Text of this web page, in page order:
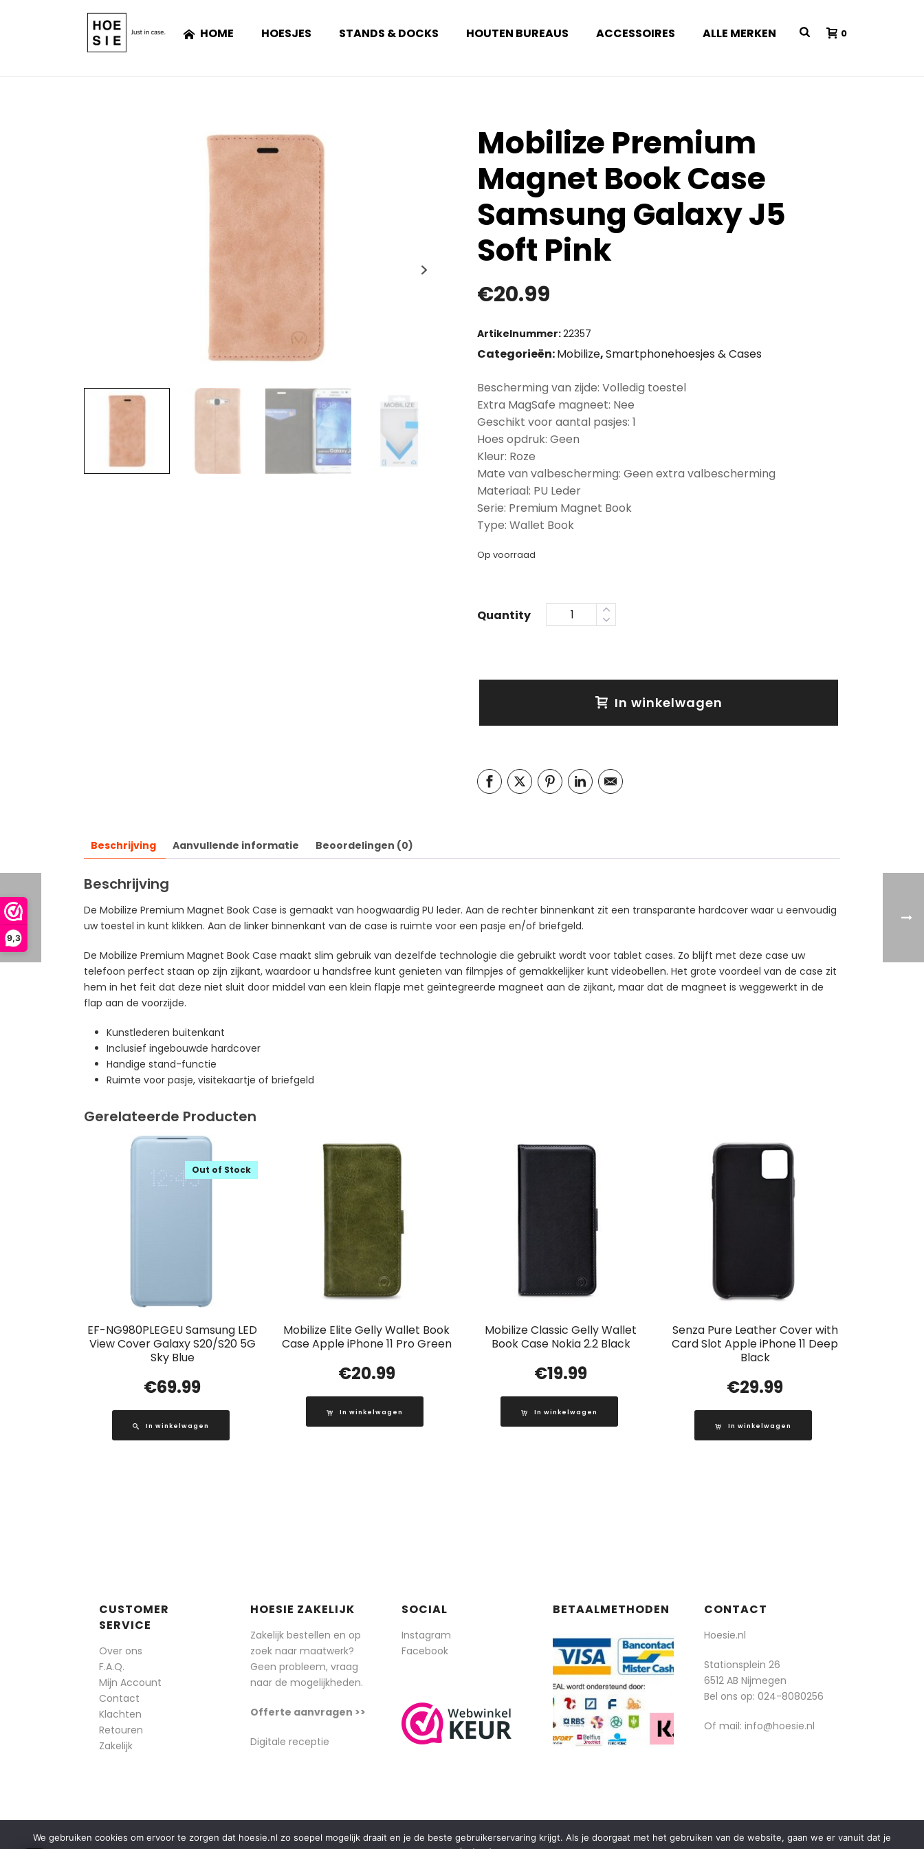
9,3
HOME HOESJES STANDS & DOCKS HOUTEN BUREAUS ACCESSOIRES ALLE MERKEN 0
Mobilize Premium
Magnet Book Case
Samsung Galaxy J5
Soft Pink
€20.99
Artikelnummer:22357
Categorieën:Mobilize,Smartphonehoesjes & Cases
Bescherming van zijde: Volledig toestel
Extra MagSafe magneet: Nee
Geschikt voor aantal pasjes: 1
Hoes opdruk: Geen
Kleur: Roze
Mate van valbescherming: Geen extra valbescherming
Materiaal: PU Leder
Serie: Premium Magnet Book
Type: Wallet Book
Op voorraad
Quantity
In winkelwagen
Beschrijving Aanvullende informatie Beoordelingen (0)
Beschrijving
De Mobilize Premium Magnet Book Case is gemaakt van hoogwaardig PU leder. Aan de rechter binnenkant zit een transparante hardcover waar u eenvoudig
uw toestel in kunt klikken. Aan de linker binnenkant van de case is ruimte voor een pasje en/of briefgeld.
De Mobilize Premium Magnet Book Case maakt slim gebruik van dezelfde technologie die gebruikt wordt voor tablet cases. Zo blijft met deze case uw
telefoon perfect staan op zijn zijkant, waardoor u handsfree kunt genieten van filmpjes of gemakkelijker kunt videobellen. Het grote voordeel van de case zit
hem in het feit dat deze niet sluit door middel van een klein flapje met geïntegreerde magneet aan de zijkant, maar dat de magneet is weggewerkt in de
flap aan de voorzijde.
Kunstlederen buitenkant
Inclusief ingebouwde hardcover
Handige stand-functie
Ruimte voor pasje, visitekaartje of briefgeld
Gerelateerde Producten
EF-NG980PLEGEU Samsung LED
View Cover Galaxy S20/S20 5G
Sky Blue
Out of Stock
€69.99
In winkelwagen
Mobilize Elite Gelly Wallet Book
Case Apple iPhone 11 Pro Green
€20.99
In winkelwagen
Mobilize Classic Gelly Wallet
Book Case Nokia 2.2 Black
€19.99
In winkelwagen
Senza Pure Leather Cover with
Card Slot Apple iPhone 11 Deep
Black
€29.99
In winkelwagen
CUSTOMER
SERVICE
Over ons
F.A.Q.
Mijn Account
Contact
Klachten
Retouren
Zakelijk
HOESIE ZAKELIJK
Zakelijk bestellen en op
zoek naar maatwerk?
Geen probleem, vraag
naar de mogelijkheden.
Offerte aanvragen >>
Digitale receptie
SOCIAL
Instagram
Facebook
BETAALMETHODEN CONTACT
Hoesie.nl
Stationsplein 26
6512 AB Nijmegen
Bel ons op: 024-8080256
Of mail: info@hoesie.nl
We gebruiken cookies om ervoor te zorgen dat hoesie.nl zo soepel mogelijk draait en je de beste gebruikerservaring krijgt. Als je doorgaat met het gebruiken van de website, gaan we er vanuit dat je